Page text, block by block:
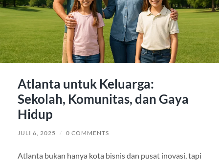
Atlanta untuk Keluarga:
Sekolah, Komunitas, dan Gaya
Hidup
JULI 6, 2025 / 0 COMMENTS
Atlanta bukan hanya kota bisnis dan pusat inovasi, tapi